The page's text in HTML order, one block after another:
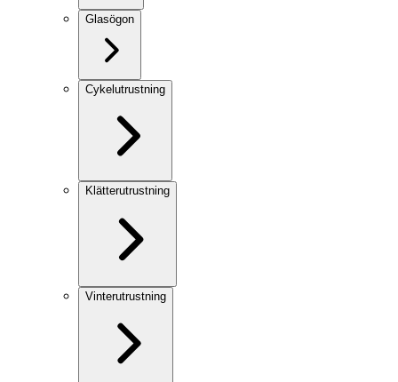
Glasögon
Cykelutrustning
Klätterutrustning
Vinterutrustning